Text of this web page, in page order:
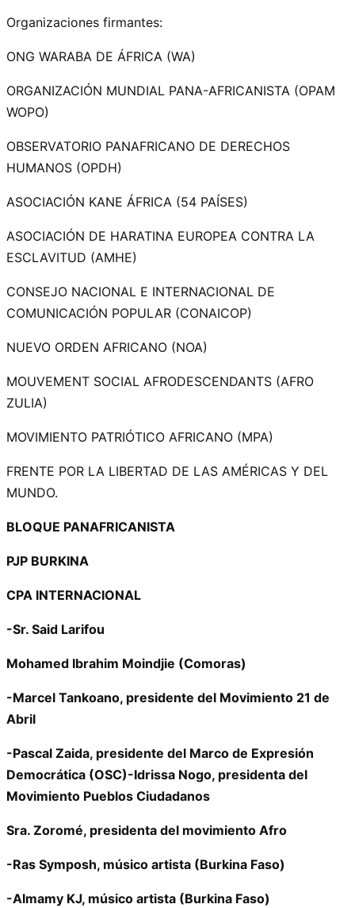
Organizaciones firmantes:
ONG WARABA DE ÁFRICA (WA)
ORGANIZACIÓN MUNDIAL PANA-AFRICANISTA (OPAM
WOPO)
OBSERVATORIO PANAFRICANO DE DERECHOS
HUMANOS (OPDH)
ASOCIACIÓN KANE ÁFRICA (54 PAÍSES)
ASOCIACIÓN DE HARATINA EUROPEA CONTRA LA
ESCLAVITUD (AMHE)
CONSEJO NACIONAL E INTERNACIONAL DE
COMUNICACIÓN POPULAR (CONAICOP)
NUEVO ORDEN AFRICANO (NOA)
MOUVEMENT SOCIAL AFRODESCENDANTS (AFRO
ZULIA)
MOVIMIENTO PATRIÓTICO AFRICANO (MPA)
FRENTE POR LA LIBERTAD DE LAS AMÉRICAS Y DEL
MUNDO.
BLOQUE PANAFRICANISTA
PJP BURKINA
CPA INTERNACIONAL
-Sr. Said Larifou
Mohamed Ibrahim Moindjie (Comoras)
-Marcel Tankoano, presidente del Movimiento 21 de
Abril
-Pascal Zaida, presidente del Marco de Expresión
Democrática (OSC)-Idrissa Nogo, presidenta del
Movimiento Pueblos Ciudadanos
Sra. Zoromé, presidenta del movimiento Afro
-Ras Symposh, músico artista (Burkina Faso)
-Almamy KJ, músico artista (Burkina Faso)